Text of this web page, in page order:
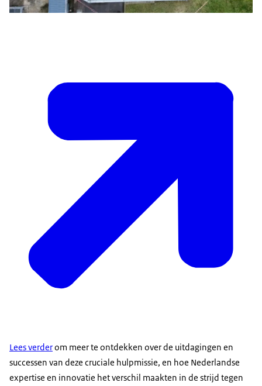
Lees verderom meer te ontdekken over de uitdagingen en
successen van deze cruciale hulpmissie, en hoe Nederlandse
expertise en innovatie het verschil maakten in de strijd tegen